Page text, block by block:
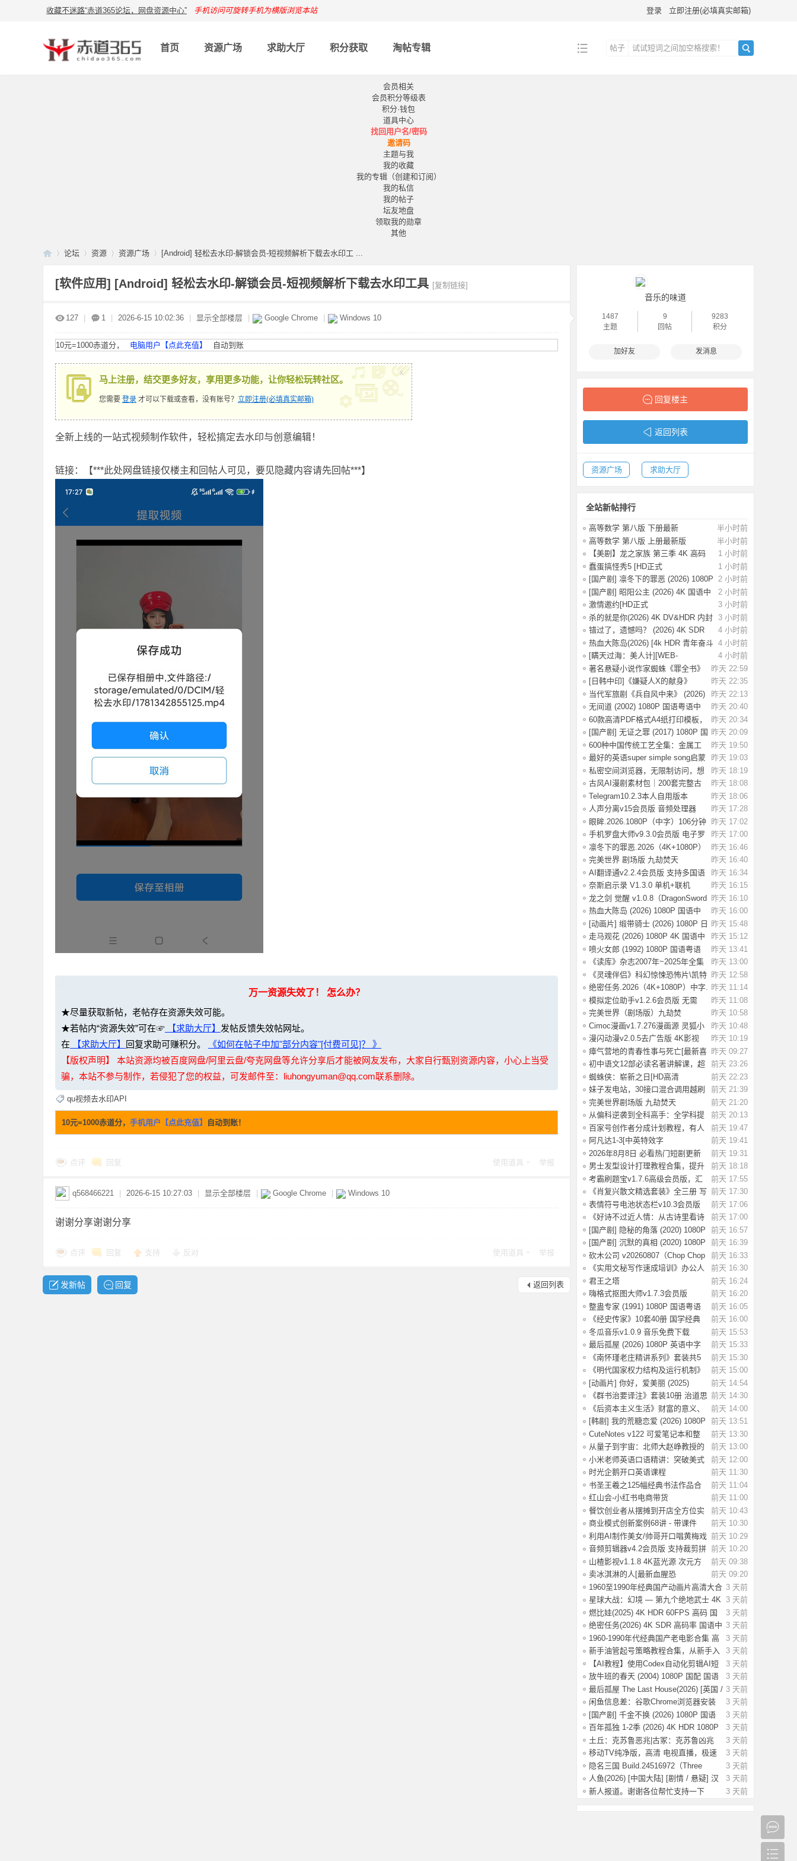
收藏不迷路“赤道365论坛，网盘资源中心” 手机访问可旋转手机为横版浏览本站 登录 立即注册(必填真实邮箱)
首页 资源广场 求助大厅 积分获取 淘帖专辑
帖子
会员相关
会员积分等级表
积分·钱包
道具中心
找回用户名/密码
邀请码
主题与我
我的收藏
我的专辑（创建和订阅）
我的私信
我的帖子
坛友地盘
领取我的勋章
其他
论坛 资源 资源广场 [Android] 轻松去水印-解锁会员-短视频解析下载去水印工 ...
[软件应用] [Android] 轻松去水印-解锁会员-短视频解析下载去水印工具 [复制链接]
127 1 2026-6-15 10:02:36 显示全部楼层 Google Chrome Windows 10
10元=1000赤道分， 电脑用户【点此充值】 自动到账
马上注册，结交更多好友，享用更多功能，让你轻松玩转社区。
您需要 登录 才可以下载或查看，没有账号？ 立即注册(必填真实邮箱)
x
全新上线的一站式视频制作软件，轻松搞定去水印与创意编辑！
链接：【***此处网盘链接仅楼主和回帖人可见，要见隐藏内容请先回帖***】
万一资源失效了！ 怎么办？
★尽量获取新帖，老帖存在资源失效可能。
★若帖内“资源失效”可在☞ 【求助大厅】 发帖反馈失效帖网址。
在 【求助大厅】 回复求助可赚积分。
《如何在帖子中加"部分内容"[付费可见]？ 》
【版权声明】 本站资源均被百度网盘/阿里云盘/夸克网盘等允许分享后才能被网友发布，大家自行甄别资源内容，小心上当受
骗，本站不参与制作，若侵犯了您的权益，可发邮件至：liuhongyuman@qq.com联系删除。
qu视频去水印API
10元=1000赤道分， 手机用户【点此充值】 自动到账！
点评 回复 使用道具 举报
q568466221 2026-6-15 10:27:03 显示全部楼层 Google Chrome Windows 10
谢谢分享谢谢分享
点评 回复 支持 反对 使用道具 举报
返回列表
发新帖 回复
音乐的味道
1487
主题
9
回帖
9283
积分
加好友 发消息
回复楼主
返回列表
资源广场 求助大厅
全站新帖排行
半小时前
高等数学 第八版 下册最新
半小时前
高等数学 第八版 上册最新版
1 小时前
【美剧】龙之家族 第三季 4K 高码
中文字幕
1 小时前
蠢蛋搞怪秀5 [HD正式
版]Jackass.Best.and.L
2 小时前
[国产剧] 凛冬下的罪恶 (2026) 1080P
国语
2 小时前
[国产剧] 昭阳公主 (2026) 4K 国语中
字 (全
3 小时前
激情邀约[HD正式
版]The.Invite.2026.HD1080
3 小时前
杀的就是你(2026) 4K DV&HDR 内封
简英双语
4 小时前
错过了，遗憾吗？‎ (2026) 4K SDR
HDR 60
4 小时前
热血大陈岛(2026) [4k HDR 青年奋斗
AI电影
4 小时前
[瞒天过海：美人计][WEB-
MKV/50.2G][英语/
昨天 22:59
著名悬疑小说作家蜘蛛《罪全书》
系列（共6
昨天 22:35
[日韩中印]《嫌疑人X的献身》
（2008-2023年
昨天 22:13
当代军旅剧《兵自风中来》‎ (2026)
4K HD
昨天 20:40
无间道 (2002) 1080P 国语粤语中
字 [3.93G]
昨天 20:34
60款高清PDF格式A4纸打印模板，
满足各种书
昨天 20:09
[国产剧] 无证之罪 (2017) 1080P 国
语中字
昨天 19:50
600种中国传统工艺全集：金属工
艺、木作雕
昨天 19:03
最好的英语super simple song启蒙
儿歌合集
昨天 18:19
私密空间浏览器，无限制访问，想
看什么看什
昨天 18:08
古风AI漫剧素材包｜200套完整古
风人设，专
昨天 18:06
Telegram10.2.3本人自用版本
昨天 17:28
人声分离v15会员版 音频处理器
昨天 17:02
眼眸.2026.1080P（中字）106分钟
正式版.附
昨天 17:00
手机罗盘大师v9.3.0会员版 电子罗
盘水平仪
昨天 16:46
凛冬下的罪恶.2026（4K+1080P）
国语中字【
昨天 16:40
完美世界 剧场版 九劫焚天
(2026)4K杜比音
昨天 16:34
AI翻译通v2.2.4会员版 支持多国语
言互译
昨天 16:15
奈斯启示录 V1.3.0 单机+联机
（Necesse）免
昨天 16:10
龙之剑 觉醒 v1.0.8（DragonSword
Awakenin
昨天 16:00
热血大陈岛 (2026) 1080P 国语中
字 [1.81G]
昨天 15:48
[动画片] 缎带骑士 (2026) 1080P 日
语中字
昨天 15:12
走马观花 (2026) 1080P 4K 国语中
字 [1.5/2
昨天 13:41
喷火女郎 (1992) 1080P 国语粤语
中字 [6.58
昨天 13:00
《读库》杂志2007年~2025年全集
昨天 12:58
《灵魂伴侣》科幻惊悚恐怖片\凯特
·多兰执
昨天 11:14
绝密任务.2026（4K+1080P）中字.
中国首部女
昨天 11:08
模拟定位助手v1.2.6会员版 无需
root模拟位
昨天 10:58
完美世界（剧场版）九劫焚
天.2026.4K+1080P
昨天 10:48
Cimoc漫画v1.7.276漫画源 灵狐小
说v4.0.7
昨天 10:19
漫闪动漫v2.0.5去广告版 4K影视
v6.0.3去广
昨天 09:27
瘴气营地的青春性事与死亡[最新喜
剧恐怖]Te
前天 23:26
初中语文12部必读名著讲解课，超
全知识梳理
前天 22:23
蜘蛛侠：崭新之日[HD高清
版]Spider-Man.Bra
前天 21:39
妹子发电站，30接口混合调用越刷
越上头停不
前天 21:20
完美世界剧场版 九劫焚天
Perfect.World.Mo
前天 20:13
从偏科逆袭到全科高手：全学科提
分攻略，高
前天 19:47
百家号创作者分成计划教程，有人
在卖998元
前天 19:41
阿凡达1-3[中英特效字
幕]Avatar.2009-2025.
前天 19:31
2026年8月8日 必看热门短剧更新
推荐，追剧
前天 18:18
男士发型设计打理教程合集，提升
颜值必备【
前天 17:55
考霸刷题宝v1.7.6高级会员版，汇
编小学、初
前天 17:30
《肖复兴散文精选套装》全三册 写
给当代年
前天 17:06
表情符号电池状态栏v10.3会员版
海量emoji
前天 17:00
《好诗不过近人情：从古诗里看诗
人风骨》套
前天 16:57
[国产剧] 隐秘的角落 (2020) 1080P
国语中
前天 16:39
[国产剧] 沉默的真相 (2020) 1080P
国语中
前天 16:33
砍木公司 v20260807（Chop Chop
Inc.）免安
前天 16:30
《实用文秘写作速成培训》办公人
员必备技能
前天 16:24
君王之塔
Build.24596638（Sovereign Tower
前天 16:20
嗨格式抠图大师v1.7.3会员版
前天 16:05
整蛊专家 (1991) 1080P 国语粤语
中字 [3.32
前天 16:00
《经史传家》10套40册 国学经典
教养圣经
前天 15:53
冬瓜音乐v1.0.9 音乐免费下载
前天 15:33
最后孤屋 (2026) 1080P 英语中字
[4.44G]
前天 15:30
《南怀瑾老庄精讲系列》套装共5
册 儒释道诸
前天 15:00
《明代国家权力结构及运行机制》
明代政治生
前天 14:54
[动画片] 你好，爱美丽 (2025)
1080P 国配
前天 14:30
《群书治要译注》套装10册 治道思
想集大成
前天 14:00
《后资本主义生活》财富的意义、
经济的未来
前天 13:51
[韩剧] 我的荒糖恋爱 (2026) 1080P
韩语中
前天 13:30
CuteNotes v122 可爱笔记本和整
理,解锁高级
前天 13:00
从量子到宇宙：北师大赵峥教授的
物理课
前天 12:00
小米老师英语口语精讲：突破美式
口语思维
前天 11:30
时光企鹅开口英语课程
前天 11:04
书圣王羲之125幅经典书法作品合
集：书法学
前天 11:00
红山会-小红书电商带货
前天 10:43
餐饮创业者从摆摊到开店全方位实
战课程：10
前天 10:30
商业模式创新案例68讲 - 带课件
前天 10:29
利用AI制作美女/帅哥开口唱黄梅戏
视频，流
前天 10:20
音频剪辑器v4.2会员版 支持裁剪拼
接混音变
前天 09:38
山楂影视v1.1.8 4K蓝光源 次元方
舟动漫v1.
前天 09:20
卖冰淇淋的人[最新血腥恐
怖]Ice.Cream.Man.
3 天前
1960至1990年经典国产动画片高清大合
集【6.
3 天前
星球大战：幻境 — 第九个绝地武士 4K
HDR
3 天前
燃比娃(2025) 4K HDR 60FPS 高码 国
语中字
3 天前
绝密任务(2026) 4K SDR 高码率 国语中
字【2
3 天前
1960-1990年代经典国产老电影合集 高
清修复
3 天前
新手油管起号策略教程合集，从新手入
门到精
3 天前
【AI教程】使用Codex自动化剪辑AI短
视频，A
3 天前
放牛班的春天 (2004) 1080P 国配 国语
法语
3 天前
最后孤屋 The Last House(2026) [英国 /
法
3 天前
闲鱼信息差：谷歌Chrome浏览器安装
包（附教
3 天前
[国产剧] 千金不换 (2026) 1080P 国语
中字
3 天前
百年孤独 1-2季 (2026) 4K HDR 1080P
内
3 天前
土丘：克苏鲁恶兆|古冢：克苏鲁凶兆
Build.
3 天前
移动TV纯净版，高清 电视直播，极速
版！
3 天前
隐名三国 Build.24516972（Three
Kingdoms
3 天前
人鱼(2026) [中国大陆] [剧情 / 悬疑] 汉
语
3 天前
新人报道。谢谢各位帮忙支持一下